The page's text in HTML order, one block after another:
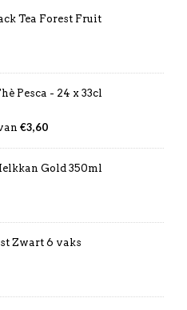
Tea Forest Fruit
Pesca - 24 x 33cl
€3,60
Gold 350ml
Zwart 6 vaks